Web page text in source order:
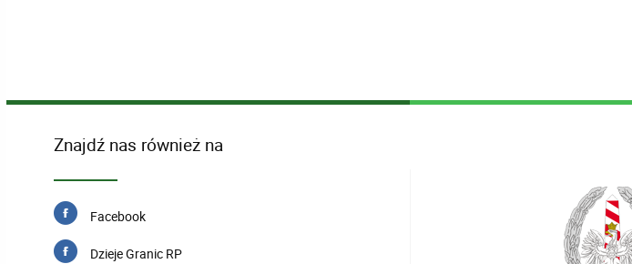
Znajdź nas również na
Facebook
Dzieje Granic RP